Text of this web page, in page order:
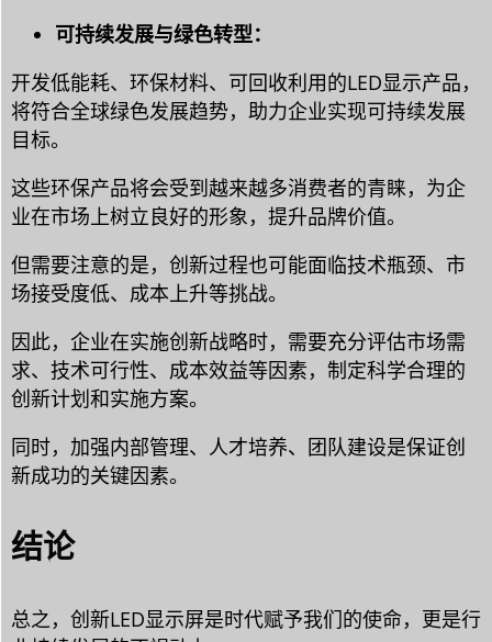
可持续发展与绿色转型：
开发低能耗、环保材料、可回收利用的LED显示产品，
将符合全球绿色发展趋势，助力企业实现可持续发展
目标。
这些环保产品将会受到越来越多消费者的青睐，为企
业在市场上树立良好的形象，提升品牌价值。
但需要注意的是，创新过程也可能面临技术瓶颈、市
场接受度低、成本上升等挑战。
因此，企业在实施创新战略时，需要充分评估市场需
求、技术可行性、成本效益等因素，制定科学合理的
创新计划和实施方案。
同时，加强内部管理、人才培养、团队建设是保证创
新成功的关键因素。
结论
总之，创新LED显示屏是时代赋予我们的使命，更是行